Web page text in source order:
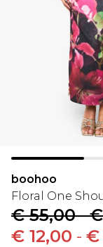
boohoo
Floral One
€ 55,00-
€ 12,00 - €